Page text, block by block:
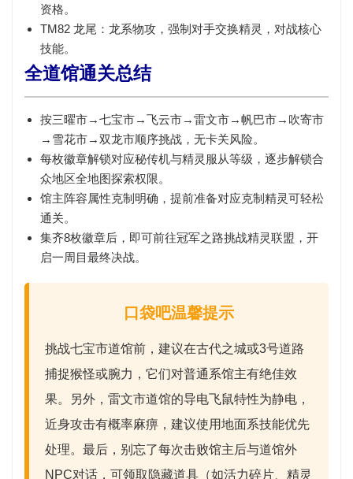
资格。
TM82 龙尾 ：龙系物攻，强制对手交换精灵，对战核心
技能。
全道馆通关总结
按三曜市→七宝市→飞云市→雷文市→帆巴市→吹寄市
→雪花市→双龙市顺序挑战，无卡关风险。
每枚徽章解锁对应秘传机与精灵服从等级，逐步解锁合
众地区全地图探索权限。
馆主阵容属性克制明确，提前准备对应克制精灵可轻松
通关。
集齐8枚徽章后，即可前往冠军之路挑战精灵联盟，开
启一周目最终决战。
口袋吧温馨提示
挑战七宝市道馆前，建议在古代之城或3号道路
捕捉猴怪或腕力 ，它们对普通系馆主有绝佳效
果。另外，雷文市道馆的导电飞鼠特性为静电，
近身攻击有概率麻痹，建议使用地面系技能优先
处理。最后，别忘了每次击败馆主后与道馆外
NPC对话，可领取 隐藏道具 （如活力碎片、精灵